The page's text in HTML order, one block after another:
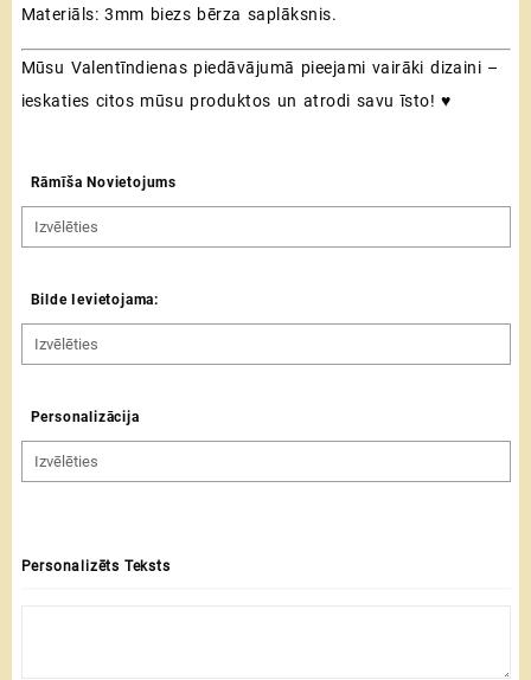
Materiāls: 3mm biezs bērza saplāksnis.
Mūsu Valentīndienas piedāvājumā pieejami vairāki dizaini –
ieskaties citos mūsu produktos un atrodi savu īsto! ♥
Rāmīša Novietojums
Bilde Ievietojama:
Personalizācija
Personalizēts Teksts